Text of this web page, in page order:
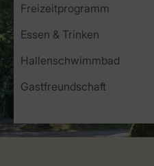
Freizeitprogramm
Essen & Trinken
Hallenschwimmbad
Gastfreundschaft